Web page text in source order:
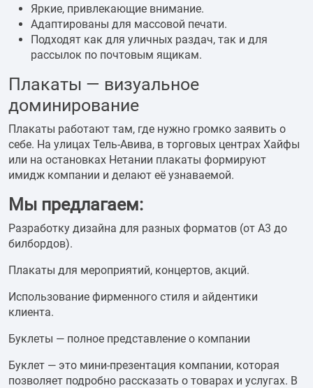
Яркие, привлекающие внимание.
Адаптированы для массовой печати.
Подходят как для уличных раздач, так и для
рассылок по почтовым ящикам.
Плакаты — визуальное
доминирование
Плакаты работают там, где нужно громко заявить о
себе. На улицах Тель-Авива, в торговых центрах Хайфы
или на остановках Нетании плакаты формируют
имидж компании и делают её узнаваемой.
Мы предлагаем:
Разработку дизайна для разных форматов (от А3 до
билбордов).
Плакаты для мероприятий, концертов, акций.
Использование фирменного стиля и айдентики
клиента.
Буклеты — полное представление о компании
Буклет — это мини-презентация компании, которая
позволяет подробно рассказать о товарах и услугах. В